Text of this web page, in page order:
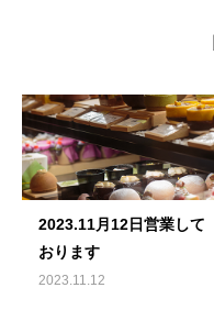
2023.11月12日営業して
おります
2023.11.12